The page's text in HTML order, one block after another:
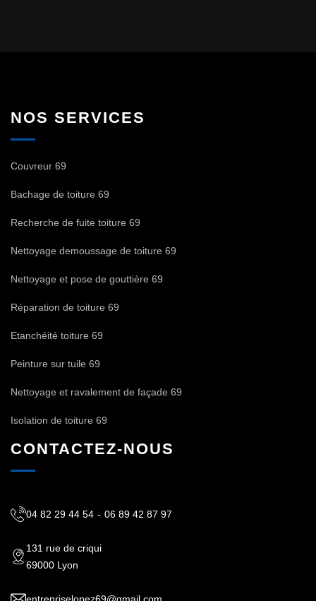
NOS SERVICES
Couvreur 69
Bachage de toiture 69
Recherche de fuite toiture 69
Nettoyage demoussage de toiture 69
Nettoyage et pose de gouttière 69
Réparation de toiture 69
Etanchéité toiture 69
Peinture sur tuile 69
Nettoyage et ravalement de façade 69
Isolation de toiture 69
CONTACTEZ-NOUS
04 82 29 44 54 - 06 89 42 87 97
131 rue de criqui
69000 Lyon
entrepriselopez69@gmail.com